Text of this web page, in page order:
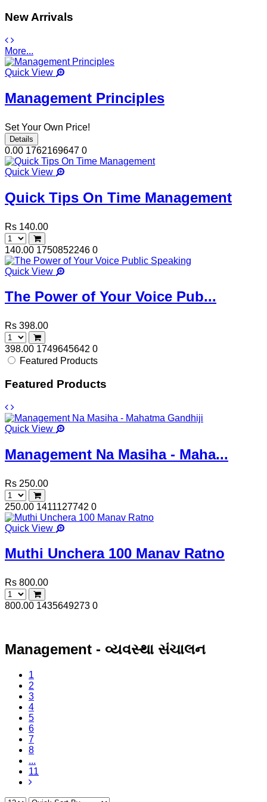
New Arrivals
More...
Quick View
Management Principles
Set Your Own Price!
Details
0.00 1762169647 0
Quick View
Quick Tips On Time Management
Rs 140.00
140.00 1750852246 0
Quick View
The Power of Your Voice Pub...
Rs 398.00
398.00 1749645642 0
Featured Products
Featured Products
Quick View
Management Na Masiha - Maha...
Rs 250.00
250.00 1411127742 0
Quick View
Muthi Unchera 100 Manav Ratno
Rs 800.00
800.00 1435649273 0
Management - વ્યવસ્થા સંચાલન
1
2
3
4
5
6
7
8
...
11